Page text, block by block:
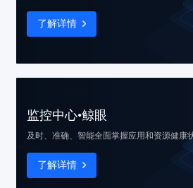
了解详情
监控中心•鲸眼
及时、准确、智能全面掌握应用和资源健康
了解详情